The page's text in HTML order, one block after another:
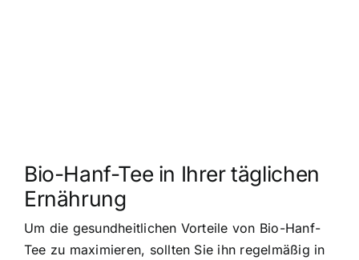
Bio-Hanf-Tee in Ihrer täglichen
Ernährung
Um die gesundheitlichen Vorteile von Bio-Hanf-
Tee zu maximieren, sollten Sie ihn regelmäßig in